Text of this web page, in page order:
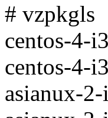
# vzpkgls
centos-4-
centos-4-
asianux-